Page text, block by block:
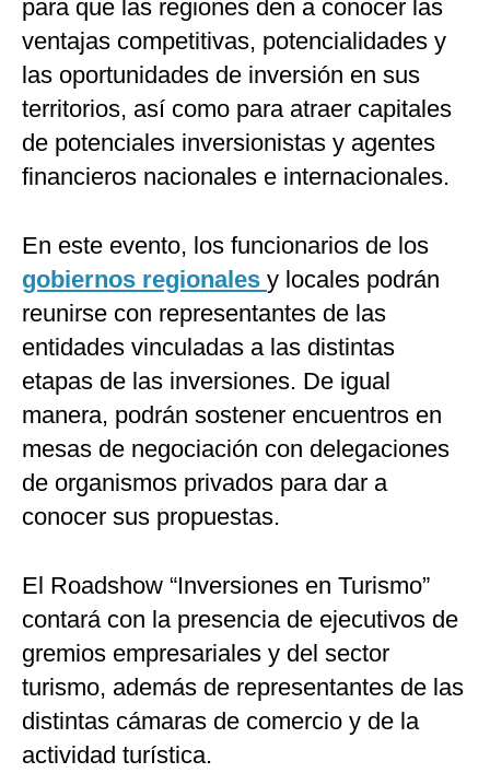
para que las regiones den a conocer las
ventajas competitivas, potencialidades y
las oportunidades de inversión en sus
territorios, así como para atraer capitales
de potenciales inversionistas y agentes
financieros nacionales e internacionales.
En este evento, los funcionarios de los
gobiernos regionales y locales podrán
reunirse con representantes de las
entidades vinculadas a las distintas
etapas de las inversiones. De igual
manera, podrán sostener encuentros en
mesas de negociación con delegaciones
de organismos privados para dar a
conocer sus propuestas.
El Roadshow “Inversiones en Turismo”
contará con la presencia de ejecutivos de
gremios empresariales y del sector
turismo, además de representantes de las
distintas cámaras de comercio y de la
actividad turística.